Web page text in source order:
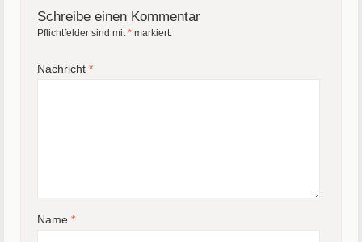
Schreibe einen Kommentar
Pflichtfelder sind mit * markiert.
Nachricht *
Name *